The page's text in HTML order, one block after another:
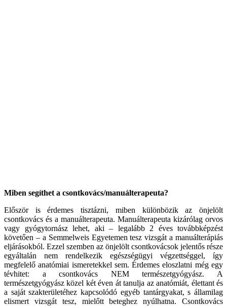
Miben segíthet a csontkovács/manuálterapeuta?
Először is érdemes tisztázni, miben különbözik az önjelölt
csontkovács és a manuálterapeuta. Manuálterapeuta kizárólag orvos
vagy gyógytornász lehet, aki – legalább 2 éves továbbképzést
követően – a Semmelweis Egyetemen tesz vizsgát a manuálterápiás
eljárásokból. Ezzel szemben az önjelölt csontkovácsok jelentős része
egyáltalán nem rendelkezik egészségügyi végzettséggel, így
megfelelő anatómiai ismeretekkel sem. Érdemes eloszlatni még egy
tévhitet: a csontkovács NEM természetgyógyász. A
természetgyógyász közel két éven át tanulja az anatómiát, élettant és
a saját szakterületéhez kapcsolódó egyéb tantárgyakat, s államilag
elismert vizsgát tesz, mielőtt beteghez nyúlhatna. Csontkovács